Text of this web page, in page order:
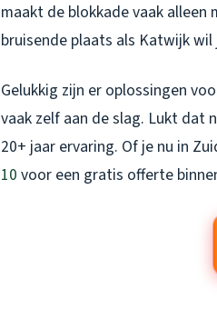
maakt de blokkade vaak
bruisende plaats als Katwijk
Gelukkig zijn er oplossingen
vaak zelf aan de slag. Lukt dat
20+ jaar ervaring. Of je nu in
10 voor een gratis offerte